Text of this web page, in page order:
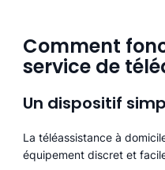
Comment
service de
Un dispositif
La téléassistance à
équipement discret et